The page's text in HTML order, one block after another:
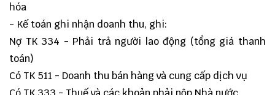
hóa
- Kế toán ghi nhận doanh thu, ghi:
Nợ TK 334 - Phải trả người lao động (tổng giá thanh
toán)
Có TK 511 - Doanh thu bán hàng và cung cấp dịch vụ